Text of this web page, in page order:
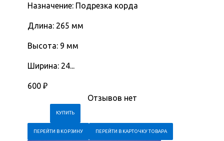
Назначение: Подрезка корда
Длина: 265 мм
Высота: 9 мм
Ширина: 24...
600 ₽
Отзывов нет
ПЕРЕЙТИ В КОРЗИНУ ПЕРЕЙТИ В КАРТОЧКУ ТОВАРА